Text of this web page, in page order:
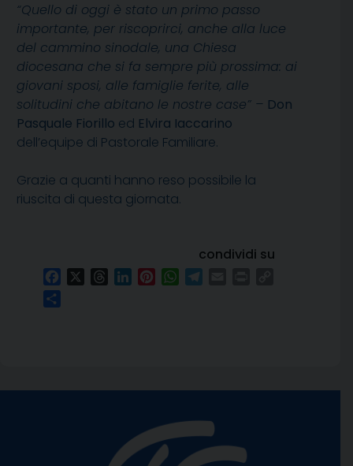
“Quello di oggi è stato un primo passo
importante, per riscoprirci, anche alla luce
del cammino sinodale, una Chiesa
diocesana che si fa sempre più prossima: ai
giovani sposi, alle famiglie ferite, alle
solitudini che abitano le nostre case” – Don
Pasquale Fiorillo ed Elvira Iaccarino
dell’equipe di Pastorale Familiare.
Grazie a quanti hanno reso possibile la
riuscita di questa giornata.
condividi su
FacebookThreadsLinkedInPinterestWhatsApp